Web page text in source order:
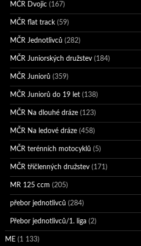
MČR Dvojic (167)
MČR flat track (59)
MČR Jednotlivců (282)
MČR Juniorských družstev (184)
MČR Juniorů (359)
MČR Juniorů do 19 let (138)
MČR Na dlouhé dráze (123)
MČR Na ledové dráze (458)
MČR terénních motocyklů (5)
MČR tříčlenných družstev (171)
MR 125 ccm (205)
přebor jednotlivců (284)
Přebor jednotlivců/1. liga (2)
ME (1 133)